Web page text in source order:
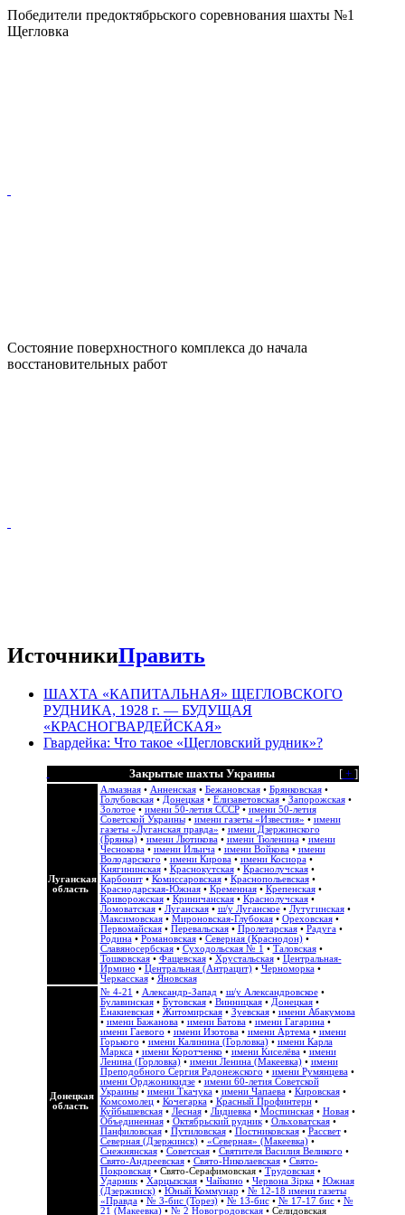
Победители предоктябрьского соревнования шахты №1
Щегловка
Состояние поверхностного комплекса до начала
восстановительных работ
ИсточникиПравить
ШАХТА «КАПИТАЛЬНАЯ» ЩЕГЛОВСКОГО
РУДНИКА, 1928 г. — БУДУЩАЯ
«КРАСНОГВАРДЕЙСКАЯ»
Гвардейка: Что такое «Щегловский рудник»?
[+ ]
Закрытые шахты Украины
Луганская
область
Алмазная• Анненская• Бежановская• Брянковская•
Голубовская• Донецкая• Елизаветовская• Запорожская•
Золотое• имени 50-летия СССР• имени 50-летия
Советской Украины• имени газеты «Известия» • имени
газеты «Луганская правда» • имени Дзержинского
(Брянка)• имени Лютикова• имени Тюленина• имени
Чеснокова• имени Ильича• имени Войкова• имени
Володарского • имени Кирова• имени Косиора•
Княгининская• Краснокутская• Краснолучская•
Карбонит• Комиссаровская• Краснопольевская•
Краснодарская-Южная• Кременная• Крепенская•
Криворожская• Криничанская• Краснолучская•
Ломоватская• Луганская• ш/у Луганское• Лутугинская•
Максимовская• Мироновская-Глубокая• Ореховская•
Первомайская• Перевальская• Пролетарская• Радуга•
Родина• Романовская• Северная (Краснодон)•
Славяносербская• Суходольская № 1 • Таловская•
Тошковская• Фащевская• Хрустальская• Центральная-
Ирмино • Центральная (Антрацит)• Черноморка•
Черкасская• Яновская
Донецкая
область
№ 4-21 • Александр-Запад • ш/у Александровское•
Булавинская• Бутовская• Винницкая• Донецкая•
Енакиевская• Житомирская• Зуевская• имени Абакумова
• имени Бажанова• имени Батова• имени Гагарина•
имени Гаевого • имени Изотова• имени Артема• имени
Горького • имени Калинина (Горловка)• имени Карла
Маркса• имени Коротченко • имени Киселёва• имени
Ленина (Горловка)• имени Ленина (Макеевка)• имени
Преподобного Сергия Радонежского • имени Румянцева•
имени Орджоникидзе• имени 60-летия Советской
Украины• имени Ткачука• имени Чапаева• Кировская•
Комсомолец• Кочегарка• Красный Профинтерн•
Куйбышевская• Лесная• Лидиевка• Моспинская• Новая•
Объединенная• Октябрьский рудник• Ольховатская•
Панфиловская• Путиловская• Постниковская• Рассвет•
Северная (Дзержинск)• «Северная» (Макеевка)•
Снежнянская• Советская• Святителя Василия Великого •
Свято-Андреевская• Свято-Николаевская• Свято-
Покровская• Свято-Серафимовская• Трудовская•
Ударник• Харцызская• Чайкино • Червона Зірка• Южная
(Дзержинск)• Юный Коммунар • № 12-18 имени газеты
«Правда• № 3-бис (Торез)• № 13-бис• № 17-17 бис• №
21 (Макеевка)• № 2 Новогродовская• Селидовская